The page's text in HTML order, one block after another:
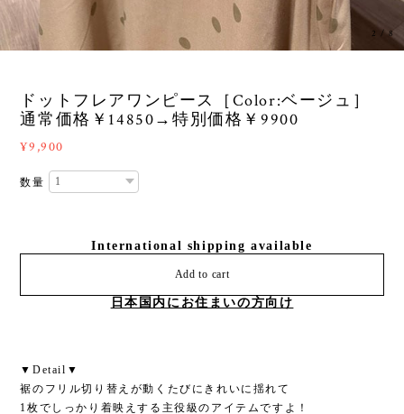
3 /8
ドットフレアワンピース［Color:ベージュ］
通常価格￥14850→特別価格￥9900
¥9,900
数量
International shipping available
Add to cart
日本国内にお住まいの方向け
▼Detail▼
裾のフリル切り替えが動くたびにきれいに揺れて
1枚でしっかり着映えする主役級のアイテムですよ！